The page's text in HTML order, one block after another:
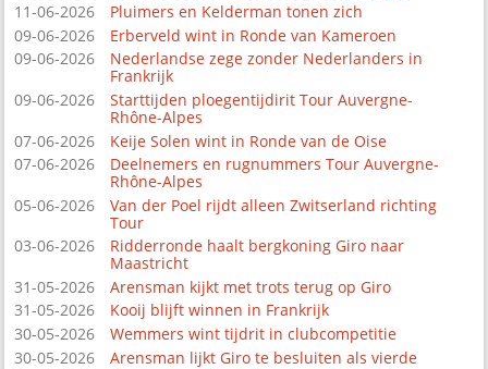
11-06-2026
Pluimers en Kelderman tonen zich
09-06-2026
Erberveld wint in Ronde van Kameroen
09-06-2026
Nederlandse zege zonder Nederlanders in
Frankrijk
09-06-2026
Starttijden ploegentijdirit Tour Auvergne-
Rhône-Alpes
07-06-2026
Keije Solen wint in Ronde van de Oise
07-06-2026
Deelnemers en rugnummers Tour Auvergne-
Rhône-Alpes
05-06-2026
Van der Poel rijdt alleen Zwitserland richting
Tour
03-06-2026
Ridderronde haalt bergkoning Giro naar
Maastricht
31-05-2026
Arensman kijkt met trots terug op Giro
31-05-2026
Kooij blijft winnen in Frankrijk
30-05-2026
Wemmers wint tijdrit in clubcompetitie
30-05-2026
Arensman lijkt Giro te besluiten als vierde